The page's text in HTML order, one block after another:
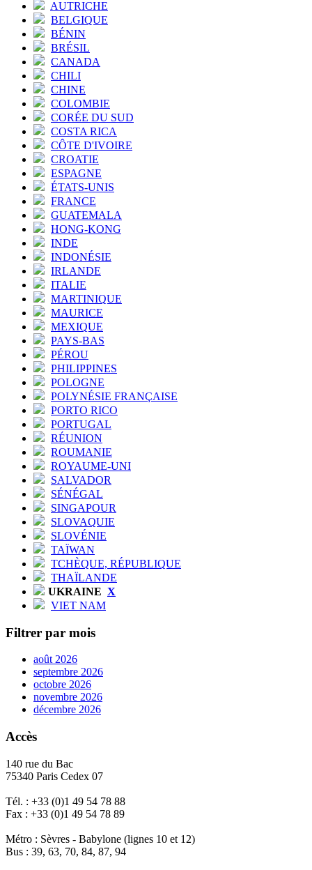
AUTRICHE
BELGIQUE
BÉNIN
BRÉSIL
CANADA
CHILI
CHINE
COLOMBIE
CORÉE DU SUD
COSTA RICA
CÔTE D'IVOIRE
CROATIE
ESPAGNE
ÉTATS-UNIS
FRANCE
GUATEMALA
HONG-KONG
INDE
INDONÉSIE
IRLANDE
ITALIE
MARTINIQUE
MAURICE
MEXIQUE
PAYS-BAS
PÉROU
PHILIPPINES
POLOGNE
POLYNÉSIE FRANÇAISE
PORTO RICO
PORTUGAL
RÉUNION
ROUMANIE
ROYAUME-UNI
SALVADOR
SÉNÉGAL
SINGAPOUR
SLOVAQUIE
SLOVÉNIE
TAÏWAN
TCHÈQUE, RÉPUBLIQUE
THAÏLANDE
UKRAINE X
VIET NAM
Filtrer par mois
août 2026
septembre 2026
octobre 2026
novembre 2026
décembre 2026
Accès
140 rue du Bac
75340 Paris Cedex 07
Tél. : +33 (0)1 49 54 78 88
Fax : +33 (0)1 49 54 78 89
Métro : Sèvres - Babylone (lignes 10 et 12)
Bus : 39, 63, 70, 84, 87, 94